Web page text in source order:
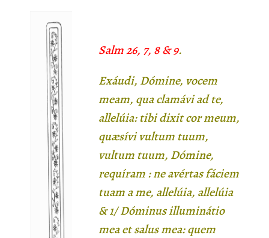
Salm 26, 7, 8 & 9.
Exáudi, Dómine, vocem
meam, qua clamávi ad te,
allelúia: tibi dixit cor meum,
quæsívi vultum tuum,
vultum tuum, Dómine,
requíram : ne avértas fáciem
tuam a me, allelúia, allelúia
&1/Dóminus illuminátio
mea et salus mea: quem